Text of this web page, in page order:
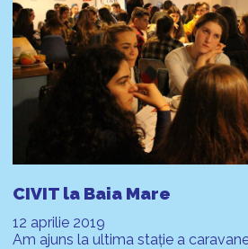
CIVIT la Baia Mare
12 aprilie 2019
Am ajuns la ultima stație a